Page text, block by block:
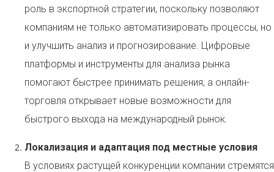
роль в экспортной стратегии, поскольку позволяют
компаниям не только автоматизировать процессы, но
и улучшить анализ и прогнозирование. Цифровые
платформы и инструменты для анализа рынка
помогают быстрее принимать решения, а онлайн-
торговля открывает новые возможности для
быстрого выхода на международный рынок.
Локализация и адаптация под местные условия
В условиях растущей конкуренции компании стремятся